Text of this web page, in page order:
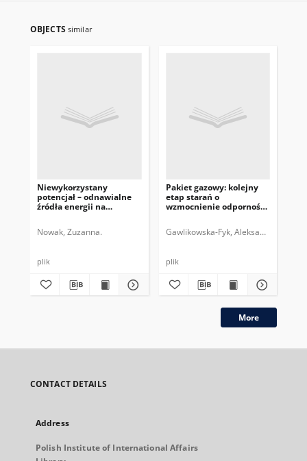
OBJECTS similar
Niewykorzystany
potencjał – odnawialne
źródła energii na
Nowak, Zuzanna.
plik
Pakiet gazowy: kolejny
etap starań o
wzmocnienie odporności
Gawlikowska-Fyk, Aleksandra.
plik
More
CONTACT DETAILS
Address
Polish Institute of International Affairs